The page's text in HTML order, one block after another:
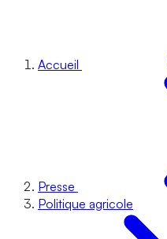
Accueil
Presse
Politique agricole